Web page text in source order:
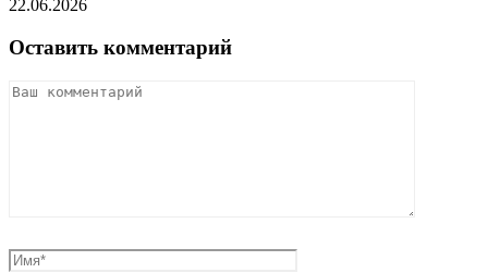
22.06.2026
Оставить комментарий